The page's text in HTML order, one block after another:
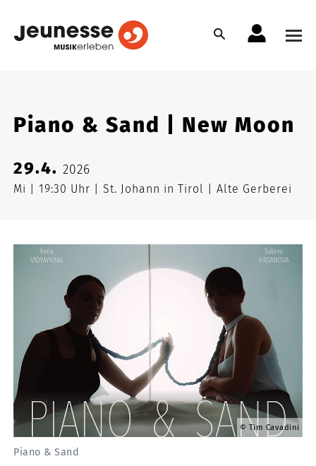
Piano & Sand | New Moon
29.4.2026
Mi 19:30 Uhr St. Johann in Tirol Alte Gerberei
Tim Cavadini
Piano & Sand